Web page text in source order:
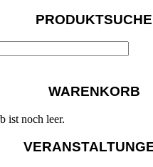
PRODUKTSUCHE
WARENKORB
ist noch leer.